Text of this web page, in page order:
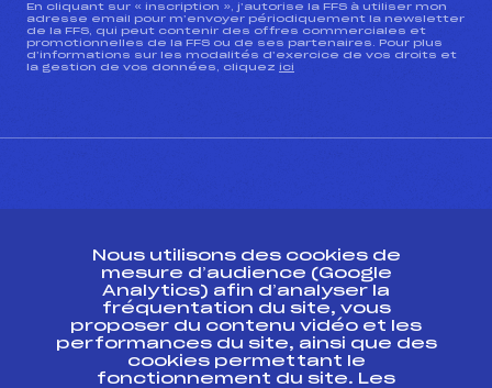
En cliquant sur « inscription », j’autorise la FFS à utiliser mon
adresse email pour m’envoyer périodiquement la newsletter
de la FFS, qui peut contenir des offres commerciales et
promotionnelles de la FFS ou de ses partenaires. Pour plus
d’informations sur les modalités d’exercice de vos droits et
la gestion de vos données, cliquez ici
Ressources
Pass’Neige
Projet sportif fédéral
Nous utilisons des cookies de
mesure d’audience (Google
Analytics) afin d’analyser la
fréquentation du site, vous
proposer du contenu vidéo et les
performances du site, ainsi que des
cookies permettant le
fonctionnement du site. Les